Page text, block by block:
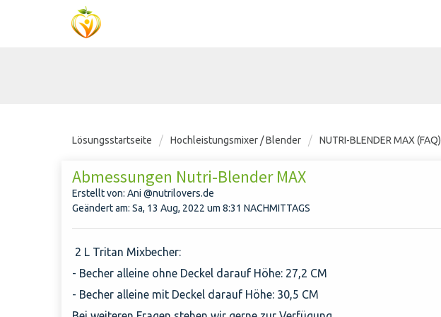
Lösungsstartseite Hochleistungsmixer / Blender NUTRI-BLENDER MAX (FAQ)
Abmessungen Nutri-Blender MAX
Erstellt von: Ani @nutrilovers.de
Geändert am: Sa, 13 Aug, 2022 um 8:31 NACHMITTAGS
2 L Tritan Mixbecher:
- Becher alleine ohne Deckel darauf Höhe: 27,2 CM
- Becher alleine mit Deckel darauf Höhe: 30,5 CM